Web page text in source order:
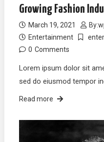
Growing Fashion
March 19, 2021 By:
Entertainment
0 Comments
Lorem ipsum dolor sit
sed do eiusmod tempor
Read more